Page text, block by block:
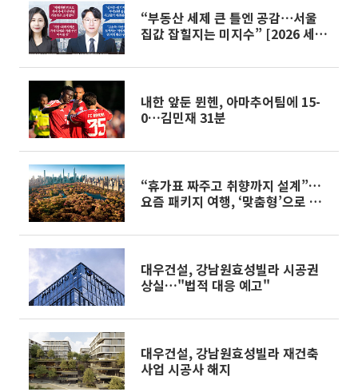
“부동산 세제 큰 틀엔 공감⋯서울
집값 잡힐지는 미지수” [2026 세제
내한 앞둔 뮌헨, 아마추어팀에 15-
0…김민재 31분
“휴가표 짜주고 취향까지 설계”…
요즘 패키지 여행, ‘맞춤형’으로 대
대우건설, 강남원효성빌라 시공권
상실…"법적 대응 예고"
대우건설, 강남원효성빌라 재건축
사업 시공사 해지